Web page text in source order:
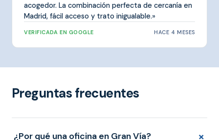
acogedor. La combinación perfecta de cercanía en
Madrid, fácil acceso y trato inigualable.»
VERIFICADA EN GOOGLE HACE 4 MESES
Preguntas frecuentes
¿Por qué una oficina en Gran Vía? +